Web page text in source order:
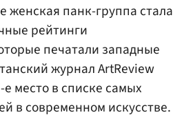
женская панк-группа стала
рейтинги
печатали западные
журнал ArtReview
место в списке самых
в современном искусстве.